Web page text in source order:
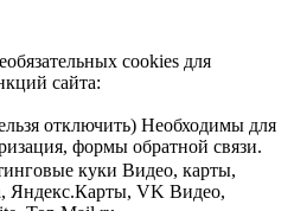
cookies для
сайта:
отключить) Необходимы для
формы обратной связи.
куки Видео, карты,
Яндекс.Карты, VK Видео,